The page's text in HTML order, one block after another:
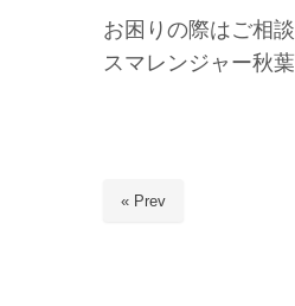
お困りの際はご相
スマレンジャー秋
« Prev